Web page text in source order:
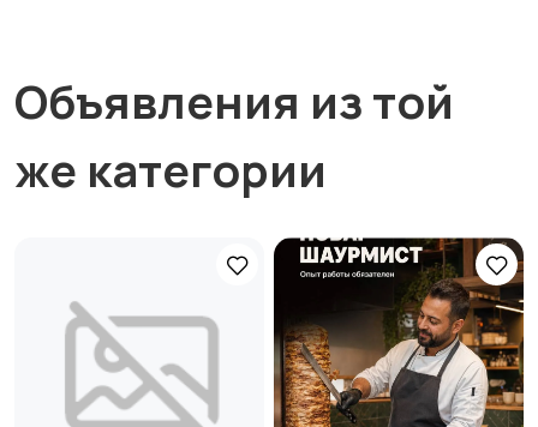
Объявления из той
же категории